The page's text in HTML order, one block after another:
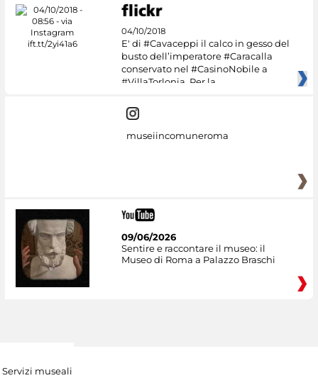
04/10/2018
E' di #Cavaceppi il calco in gesso del
busto dell’imperatore #Caracalla
conservato nel #CasinoNobile a
#VillaTorlonia. Per la
museiincomuneroma
09/06/2026
Sentire e raccontare il museo: il
Museo di Roma a Palazzo Braschi
Servizi museali